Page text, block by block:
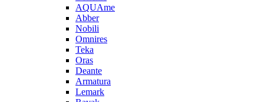
AQUAme
Abber
Nobili
Omnires
Teka
Oras
Deante
Armatura
Lemark